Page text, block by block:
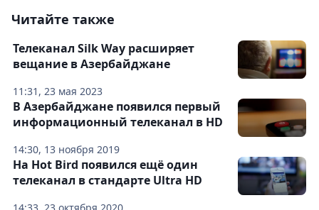
Читайте также
11:31, 23 мая 2023
Телеканал Silk Way расширяет
вещание в Азербайджане
14:30, 13 ноября 2019
В Азербайджане появился первый
информационный телеканал в HD
На Hot Bird появился ещё один
телеканал в стандарте Ultra HD